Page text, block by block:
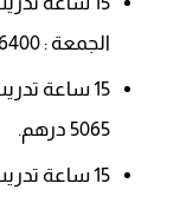
الجمعة : 6400 درهم.
15 ساعة
5065 درهم.
15 ساعة